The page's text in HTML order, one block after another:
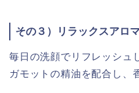
その３）リラックスアロマ
毎日の洗顔でリフレッシュ
ガモットの精油を配合し、